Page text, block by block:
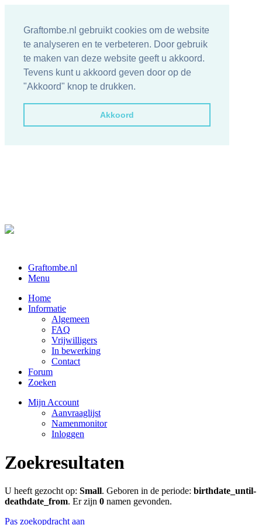
Graftombe.nl gebruikt cookies om de website
te analyseren en te verbeteren. Door gebruik
te maken van deze website geeft u akkoord.
Tevens kunt u akkoord geven door op de
"Akkoord" knop te drukken.
Akkoord
Graftombe.nl
Menu
Home
Informatie
Algemeen
FAQ
Vrijwilligers
In bewerking
Contact
Forum
Zoeken
Mijn Account
Aanvraaglijst
Namenmonitor
Inloggen
Zoekresultaten
U heeft gezocht op: Small. Geboren in de periode: birthdate_until-
deathdate_from. Er zijn 0 namen gevonden.
Pas zoekopdracht aan